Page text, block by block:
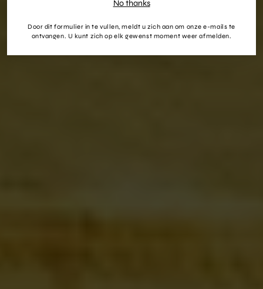
No thanks
Door dit formulier in te vullen, meldt u zich aan om onze e-mails te
ontvangen. U kunt zich op elk gewenst moment weer afmelden.